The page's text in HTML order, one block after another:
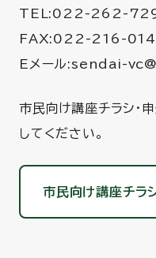
TEL:022-262-
FAX:022-216-
Eメール:sendai-
市民向け講座チラシ・
してください。
市民向け講座チラ